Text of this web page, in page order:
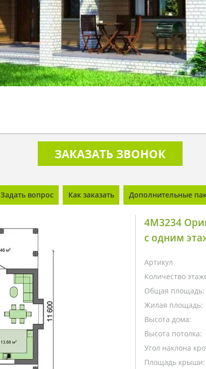
ЗАКАЗАТЬ ЗВОНОК
Задать вопрос Как заказать Дополнительные
4M3234
с одним
Артикул
Количество
Общая площадь:
Жилая площадь:
Высота дома:
Высота потолка:
Угол наклона
Площадь крыши: